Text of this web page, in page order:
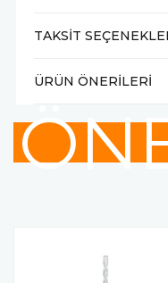
TAKSIT
ÜRÜN ÖNERILERI